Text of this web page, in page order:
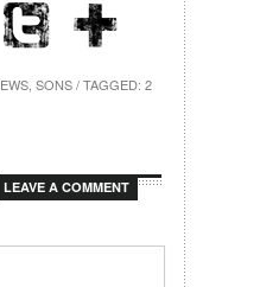
, SONS / TAGGED: 2
LEAVE A COMMENT